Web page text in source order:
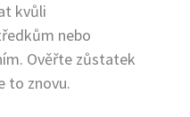
kvůli
nebo
Ověřte zůstatek
to znovu.